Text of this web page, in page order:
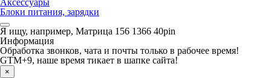
Аксессуары
Блоки питания, зарядки
Я ищу, например, Матрица 156 1366 40pin
Информация
Обработка звонков, чата и почты только в рабочее время!
GTM+9, наше время тикает в шапке сайта!
×